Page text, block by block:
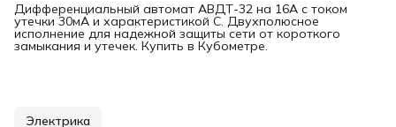
Дифференциальный автомат АВДТ-32 на 16А с током
утечки 30мА и характеристикой С. Двухполюсное
исполнение для надежной защиты сети от короткого
замыкания и утечек. Купить в Кубометре.
Электрика